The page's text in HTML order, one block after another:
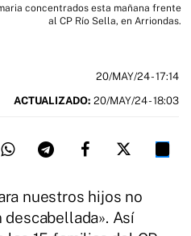
concentrados esta mañana frente
al CP Río Sella, en Arriondas.
20/MAY/24- 17:14
ACTUALIZADO: 20/MAY/24 - 18:03
nuestros hijos no
Así